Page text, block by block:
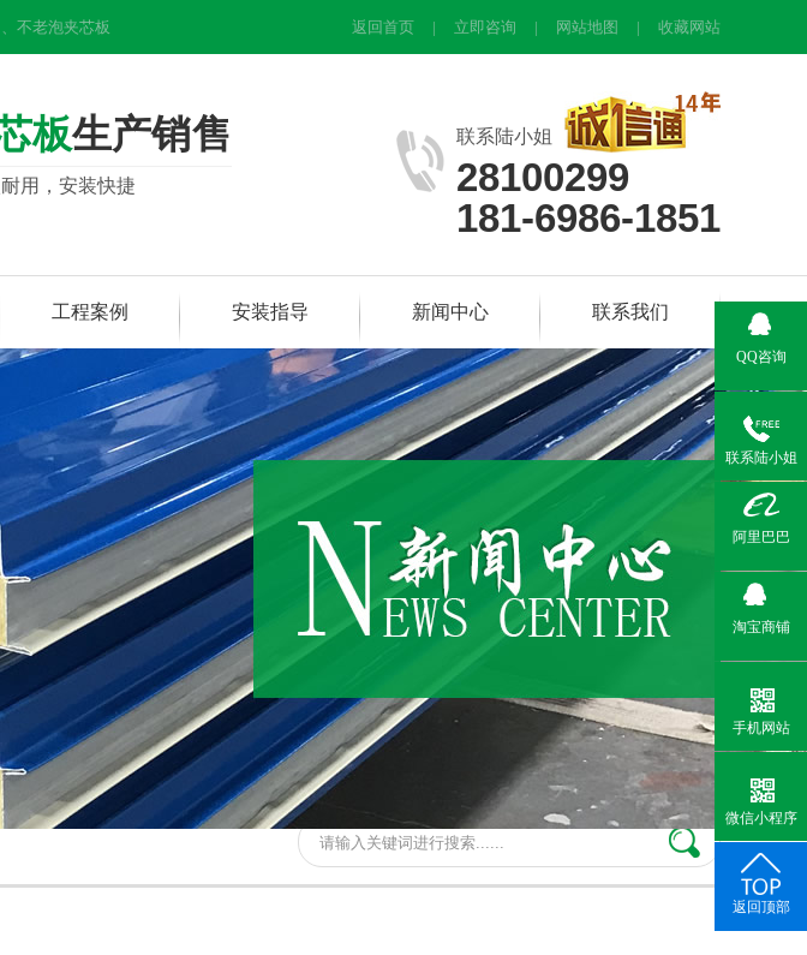
不老泡夹芯板 返回首页 | 立即咨询 | 网站地图 | 收藏网站
板生产销售
用，安装快捷
联系陆小姐
28100299
181-6986-1851
工程案例 安装指导 新闻中心 联系我们
QQ咨询
联系陆小姐
阿里巴巴
淘宝商铺
手机网站
微信小程序
返回顶部